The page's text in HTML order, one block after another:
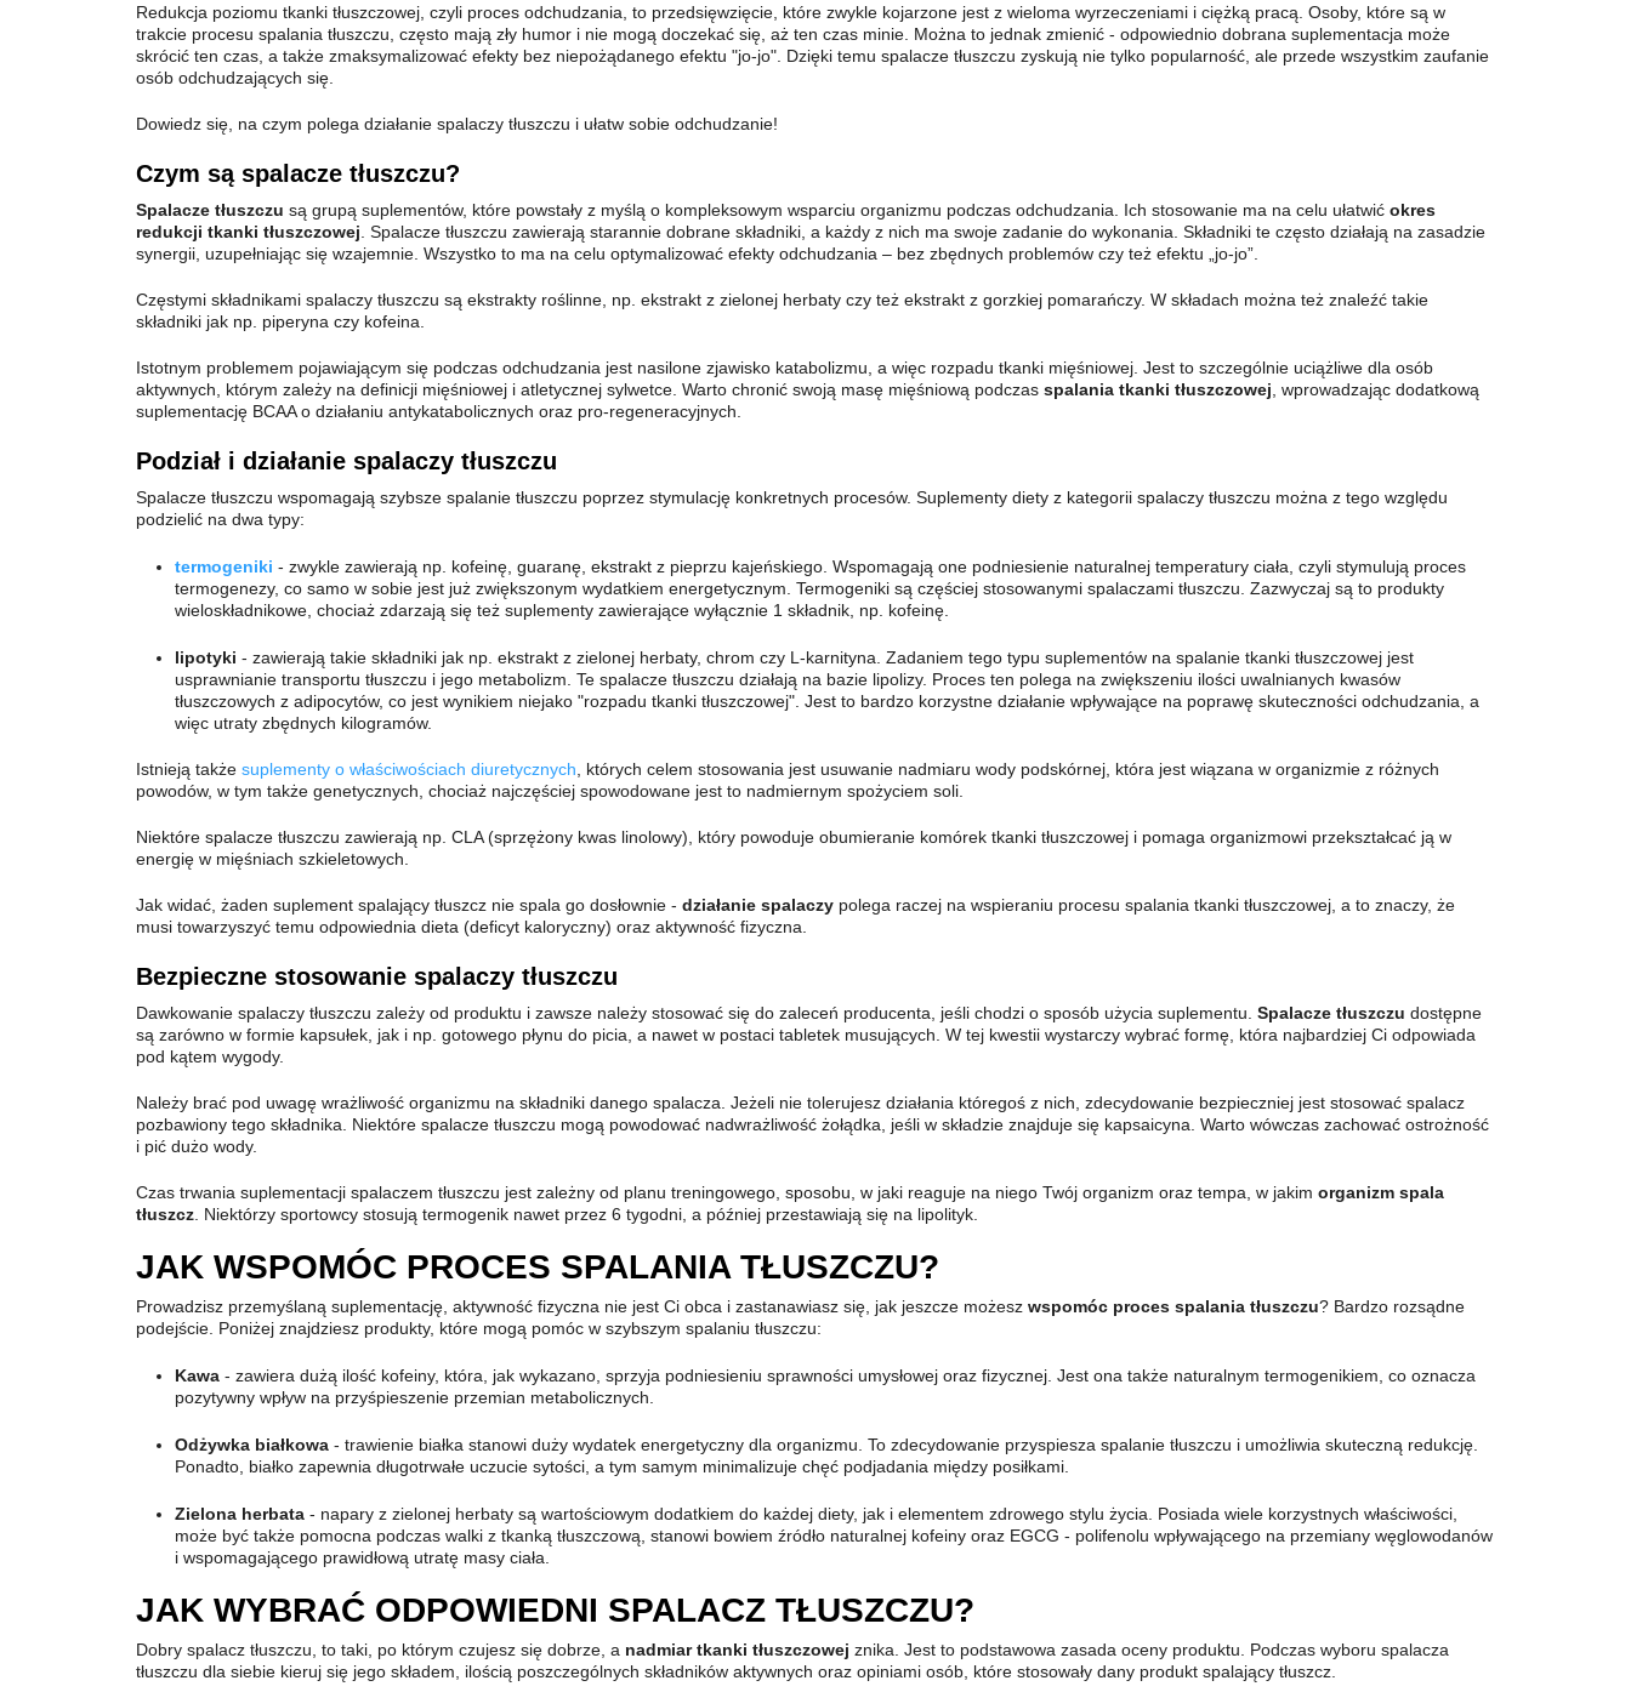
Redukcja poziomu tkanki tłuszczowej, czyli proces odchudzania, to przedsięwzięcie, które zwykle kojarzone jest z wieloma wyrzeczeniami i ciężką pracą. Osoby, które są w
trakcie procesu spalania tłuszczu, często mają zły humor i nie mogą doczekać się, aż ten czas minie. Można to jednak zmienić - odpowiednio dobrana suplementacja może
skrócić ten czas, a także zmaksymalizować efekty bez niepożądanego efektu "jo-jo". Dzięki temu spalacze tłuszczu zyskują nie tylko popularność, ale przede wszystkim zaufanie
osób odchudzających się.
Dowiedz się, na czym polega działanie spalaczy tłuszczu i ułatw sobie odchudzanie!
Czym są spalacze tłuszczu?
Spalacze tłuszczu są grupą suplementów, które powstały z myślą o kompleksowym wsparciu organizmu podczas odchudzania. Ich stosowanie ma na celu ułatwić okres
redukcji tkanki tłuszczowej . Spalacze tłuszczu zawierają starannie dobrane składniki, a każdy z nich ma swoje zadanie do wykonania. Składniki te często działają na zasadzie
synergii, uzupełniając się wzajemnie. Wszystko to ma na celu optymalizować efekty odchudzania – bez zbędnych problemów czy też efektu „jo-jo”.
Częstymi składnikami spalaczy tłuszczu są ekstrakty roślinne, np. ekstrakt z zielonej herbaty czy też ekstrakt z gorzkiej pomarańczy. W składach można też znaleźć takie
składniki jak np. piperyna czy kofeina.
Istotnym problemem pojawiającym się podczas odchudzania jest nasilone zjawisko katabolizmu, a więc rozpadu tkanki mięśniowej. Jest to szczególnie uciążliwe dla osób
aktywnych, którym zależy na definicji mięśniowej i atletycznej sylwetce. Warto chronić swoją masę mięśniową podczas spalania tkanki tłuszczowej , wprowadzając dodatkową
suplementację BCAA o działaniu antykatabolicznych oraz pro-regeneracyjnych.
Podział i działanie spalaczy tłuszczu
Spalacze tłuszczu wspomagają szybsze spalanie tłuszczu poprzez stymulację konkretnych procesów. Suplementy diety z kategorii spalaczy tłuszczu można z tego względu
podzielić na dwa typy:
termogeniki - zwykle zawierają np. kofeinę, guaranę, ekstrakt z pieprzu kajeńskiego. Wspomagają one podniesienie naturalnej temperatury ciała, czyli stymulują proces
termogenezy, co samo w sobie jest już zwiększonym wydatkiem energetycznym. Termogeniki są częściej stosowanymi spalaczami tłuszczu. Zazwyczaj są to produkty
wieloskładnikowe, chociaż zdarzają się też suplementy zawierające wyłącznie 1 składnik, np. kofeinę.
lipotyki - zawierają takie składniki jak np. ekstrakt z zielonej herbaty, chrom czy L-karnityna. Zadaniem tego typu suplementów na spalanie tkanki tłuszczowej jest
usprawnianie transportu tłuszczu i jego metabolizm. Te spalacze tłuszczu działają na bazie lipolizy. Proces ten polega na zwiększeniu ilości uwalnianych kwasów
tłuszczowych z adipocytów, co jest wynikiem niejako "rozpadu tkanki tłuszczowej". Jest to bardzo korzystne działanie wpływające na poprawę skuteczności odchudzania, a
więc utraty zbędnych kilogramów.
Istnieją także suplementy o właściwościach diuretycznych , których celem stosowania jest usuwanie nadmiaru wody podskórnej, która jest wiązana w organizmie z różnych
powodów, w tym także genetycznych, chociaż najczęściej spowodowane jest to nadmiernym spożyciem soli.
Niektóre spalacze tłuszczu zawierają np. CLA (sprzężony kwas linolowy), który powoduje obumieranie komórek tkanki tłuszczowej i pomaga organizmowi przekształcać ją w
energię w mięśniach szkieletowych.
Jak widać, żaden suplement spalający tłuszcz nie spala go dosłownie - działanie spalaczy polega raczej na wspieraniu procesu spalania tkanki tłuszczowej, a to znaczy, że
musi towarzyszyć temu odpowiednia dieta (deficyt kaloryczny) oraz aktywność fizyczna.
Bezpieczne stosowanie spalaczy tłuszczu
Dawkowanie spalaczy tłuszczu zależy od produktu i zawsze należy stosować się do zaleceń producenta, jeśli chodzi o sposób użycia suplementu. Spalacze tłuszczu dostępne
są zarówno w formie kapsułek, jak i np. gotowego płynu do picia, a nawet w postaci tabletek musujących. W tej kwestii wystarczy wybrać formę, która najbardziej Ci odpowiada
pod kątem wygody.
Należy brać pod uwagę wrażliwość organizmu na składniki danego spalacza. Jeżeli nie tolerujesz działania któregoś z nich, zdecydowanie bezpieczniej jest stosować spalacz
pozbawiony tego składnika. Niektóre spalacze tłuszczu mogą powodować nadwrażliwość żołądka, jeśli w składzie znajduje się kapsaicyna. Warto wówczas zachować ostrożność
i pić dużo wody.
Czas trwania suplementacji spalaczem tłuszczu jest zależny od planu treningowego, sposobu, w jaki reaguje na niego Twój organizm oraz tempa, w jakim organizm spala
tłuszcz . Niektórzy sportowcy stosują termogenik nawet przez 6 tygodni, a później przestawiają się na lipolityk.
JAK WSPOMÓC PROCES SPALANIA TŁUSZCZU?
Prowadzisz przemyślaną suplementację, aktywność fizyczna nie jest Ci obca i zastanawiasz się, jak jeszcze możesz wspomóc proces spalania tłuszczu? Bardzo rozsądne
podejście. Poniżej znajdziesz produkty, które mogą pomóc w szybszym spalaniu tłuszczu:
Kawa - zawiera dużą ilość kofeiny, która, jak wykazano, sprzyja podniesieniu sprawności umysłowej oraz fizycznej. Jest ona także naturalnym termogenikiem, co oznacza
pozytywny wpływ na przyśpieszenie przemian metabolicznych.
Odżywka białkowa - trawienie białka stanowi duży wydatek energetyczny dla organizmu. To zdecydowanie przyspiesza spalanie tłuszczu i umożliwia skuteczną redukcję.
Ponadto, białko zapewnia długotrwałe uczucie sytości, a tym samym minimalizuje chęć podjadania między posiłkami.
Zielona herbata - napary z zielonej herbaty są wartościowym dodatkiem do każdej diety, jak i elementem zdrowego stylu życia. Posiada wiele korzystnych właściwości,
może być także pomocna podczas walki z tkanką tłuszczową, stanowi bowiem źródło naturalnej kofeiny oraz EGCG - polifenolu wpływającego na przemiany węglowodanów
i wspomagającego prawidłową utratę masy ciała.
JAK WYBRAĆ ODPOWIEDNI SPALACZ TŁUSZCZU?
Dobry spalacz tłuszczu, to taki, po którym czujesz się dobrze, a nadmiar tkanki tłuszczowej znika. Jest to podstawowa zasada oceny produktu. Podczas wyboru spalacza
tłuszczu dla siebie kieruj się jego składem, ilością poszczególnych składników aktywnych oraz opiniami osób, które stosowały dany produkt spalający tłuszcz.